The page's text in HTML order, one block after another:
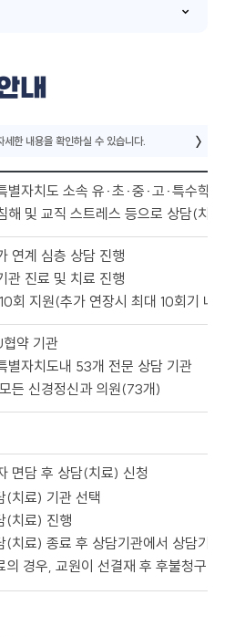
내
별자치도 소속 유·초·중·고·특수학교
해 및 교직 스트레스 등으로 상담(치료)
연계 심층 상담 진행
관 진료 및 치료 진행
회 지원(추가 연장시 최대 10회기 내
약 기관
별자치도내 53개 전문 상담 기관
든 신경정신과 의원(73개)
면담 후 상담(치료) 신청
(치료) 기관 선택
(치료) 진행
(치료) 종료 후 상담기관에서 상담기관
의 경우, 교원이 선결재 후 후불청구(전